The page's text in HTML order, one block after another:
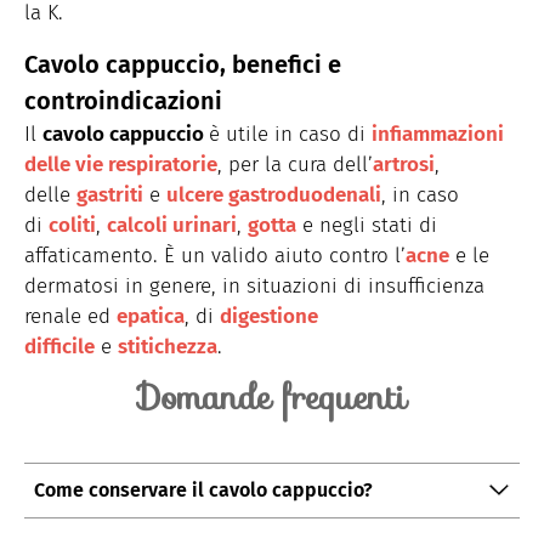
la K.
Cavolo cappuccio, benefici e
controindicazioni
Il cavolo cappuccio è utile in caso di infiammazioni
delle vie respiratorie, per la cura dell’artrosi,
delle gastriti e ulcere gastroduodenali, in caso
di coliti, calcoli urinari, gotta e negli stati di
affaticamento. È un valido aiuto contro l’acne e le
dermatosi in genere, in situazioni di insufficienza
renale ed epatica, di digestione
difficile e stitichezza.
Domande frequenti
Come conservare il cavolo cappuccio?